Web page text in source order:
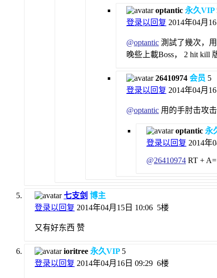
optantic 永久VIP
登录以回复 2014年04月
@optantic 測試了幾次，
晚些上載Boss， 2 hit kill
26410974 会员 5
登录以回复 2014年04月
@optantic 用的手肘击攻
optantic 永
登录以回复 2014年
@26410974 RT +
七支剑 博主
登录以回复 2014年04月15日 10:06 5楼
又有好东西 赞
ioritree 永久VIP 5
登录以回复 2014年04月16日 09:29 6楼